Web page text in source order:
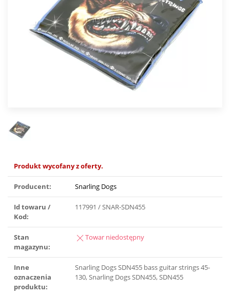
Produkt wycofany z oferty.
Producent: Snarling Dogs
Id towaru /
Kod:
117991 / SNAR-SDN455
Stan
magazynu:
Towar niedostępny
Inne
oznaczenia
produktu:
Snarling Dogs SDN455 bass guitar strings 45-
130, Snarling Dogs SDN455, SDN455